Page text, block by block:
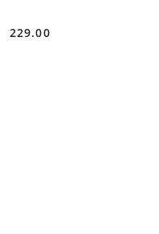
Cena:
229.00